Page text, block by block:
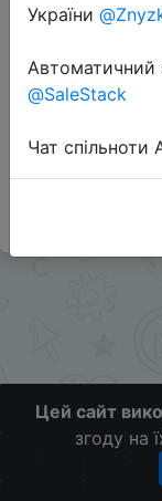
Додаткова
каналі:
Цей сайт
згоду на
України
Автоматичний
@SaleStack
Чат спільноти